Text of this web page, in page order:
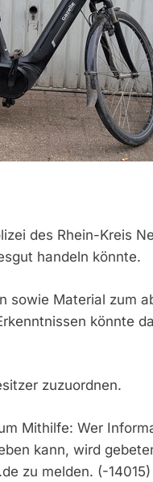
des Rhein-Kreis
handeln könnte.
sowie Material zum
könnte
zuzuordnen.
Mithilfe: Wer
kann, wird
zu melden. (-14015)